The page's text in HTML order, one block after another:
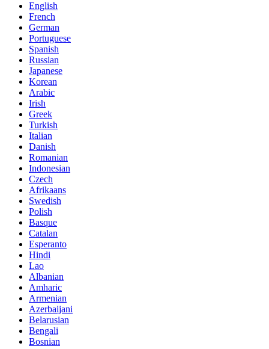
English
French
German
Portuguese
Spanish
Russian
Japanese
Korean
Arabic
Irish
Greek
Turkish
Italian
Danish
Romanian
Indonesian
Czech
Afrikaans
Swedish
Polish
Basque
Catalan
Esperanto
Hindi
Lao
Albanian
Amharic
Armenian
Azerbaijani
Belarusian
Bengali
Bosnian